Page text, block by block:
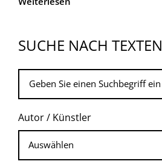
SUCHE NACH TEXTEN
Autor / Künstler